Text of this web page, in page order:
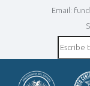
Email: